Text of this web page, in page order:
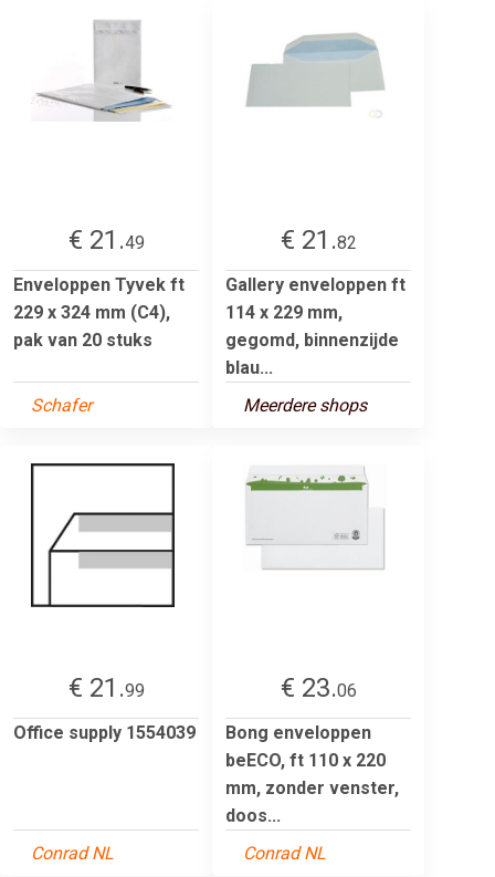
€ 21.49
Enveloppen Tyvek ft
229 x 324 mm (C4),
pak van 20 stuks
Schafer
€ 21.82
Gallery enveloppen ft
114 x 229 mm,
gegomd, binnenzijde
blau...
Meerdere shops
€ 21.99
Office supply 1554039
Conrad NL
€ 23.06
Bong enveloppen
beECO, ft 110 x 220
mm, zonder venster,
doos...
Conrad NL